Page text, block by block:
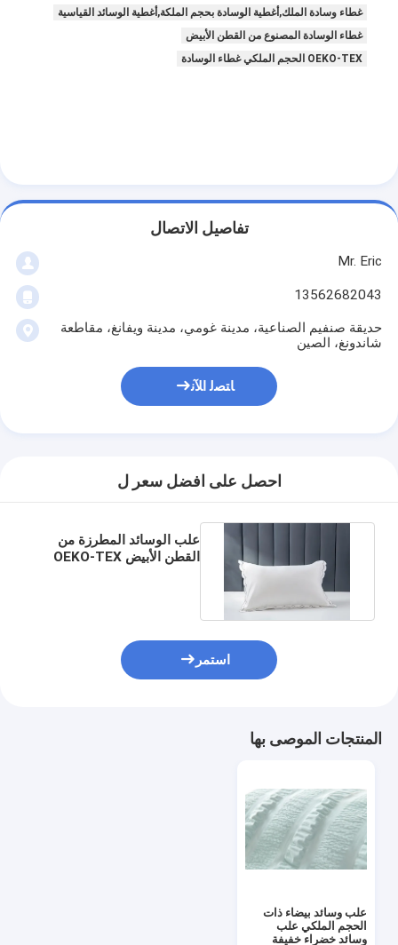
حولنا
جولة في المصنع
مراقبة الجودة
مجموعة أغطية السرير
مجموعة غطاء السرير
غطاء وسادة الملك,أغطية الوسادة بحجم الملكة,أغطية الوسائد القياسية
غطاء الوسادة المصنوع من القطن الأبيض
OEKO-TEX الحجم الملكي غطاء الوسادة
تفاصيل الاتصال
Mr. Eric
13562682043
حديقة صنفيم الصناعية، مدينة غومي، مدينة ويفانغ، مقاطعة
شاندونغ، الصين
ﺎﺘﺼﻟ ﺍﻶﻧ
احصل على افضل سعر ل
علب الوسائد المطرزة من
القطن الأبيض OEKO-TEX
استمر
المنتجات الموصى بها
علب وسائد بيضاء ذات
الحجم الملكي علب
وسائد خضراء خفيفة